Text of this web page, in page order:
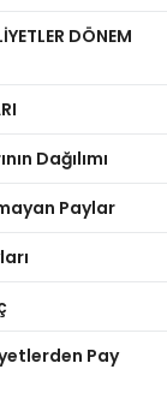
DÖNEM
Dağılımı
Paylar
Pay